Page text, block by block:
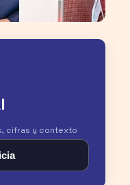
cifras y contexto